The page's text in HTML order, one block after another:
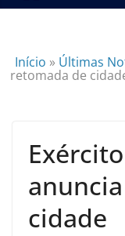
Início » Últimas
retomada de
cidade